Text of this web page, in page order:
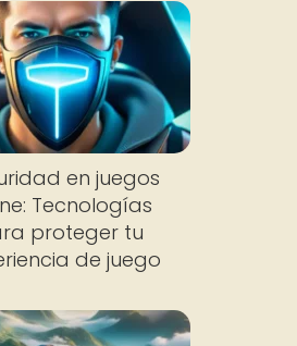
en juegos
Tecnologías
proteger tu
de juego